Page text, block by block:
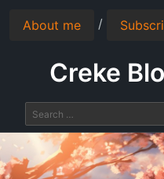
About me /
Creke